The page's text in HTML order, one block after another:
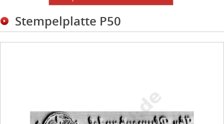
Stempelplatte P50